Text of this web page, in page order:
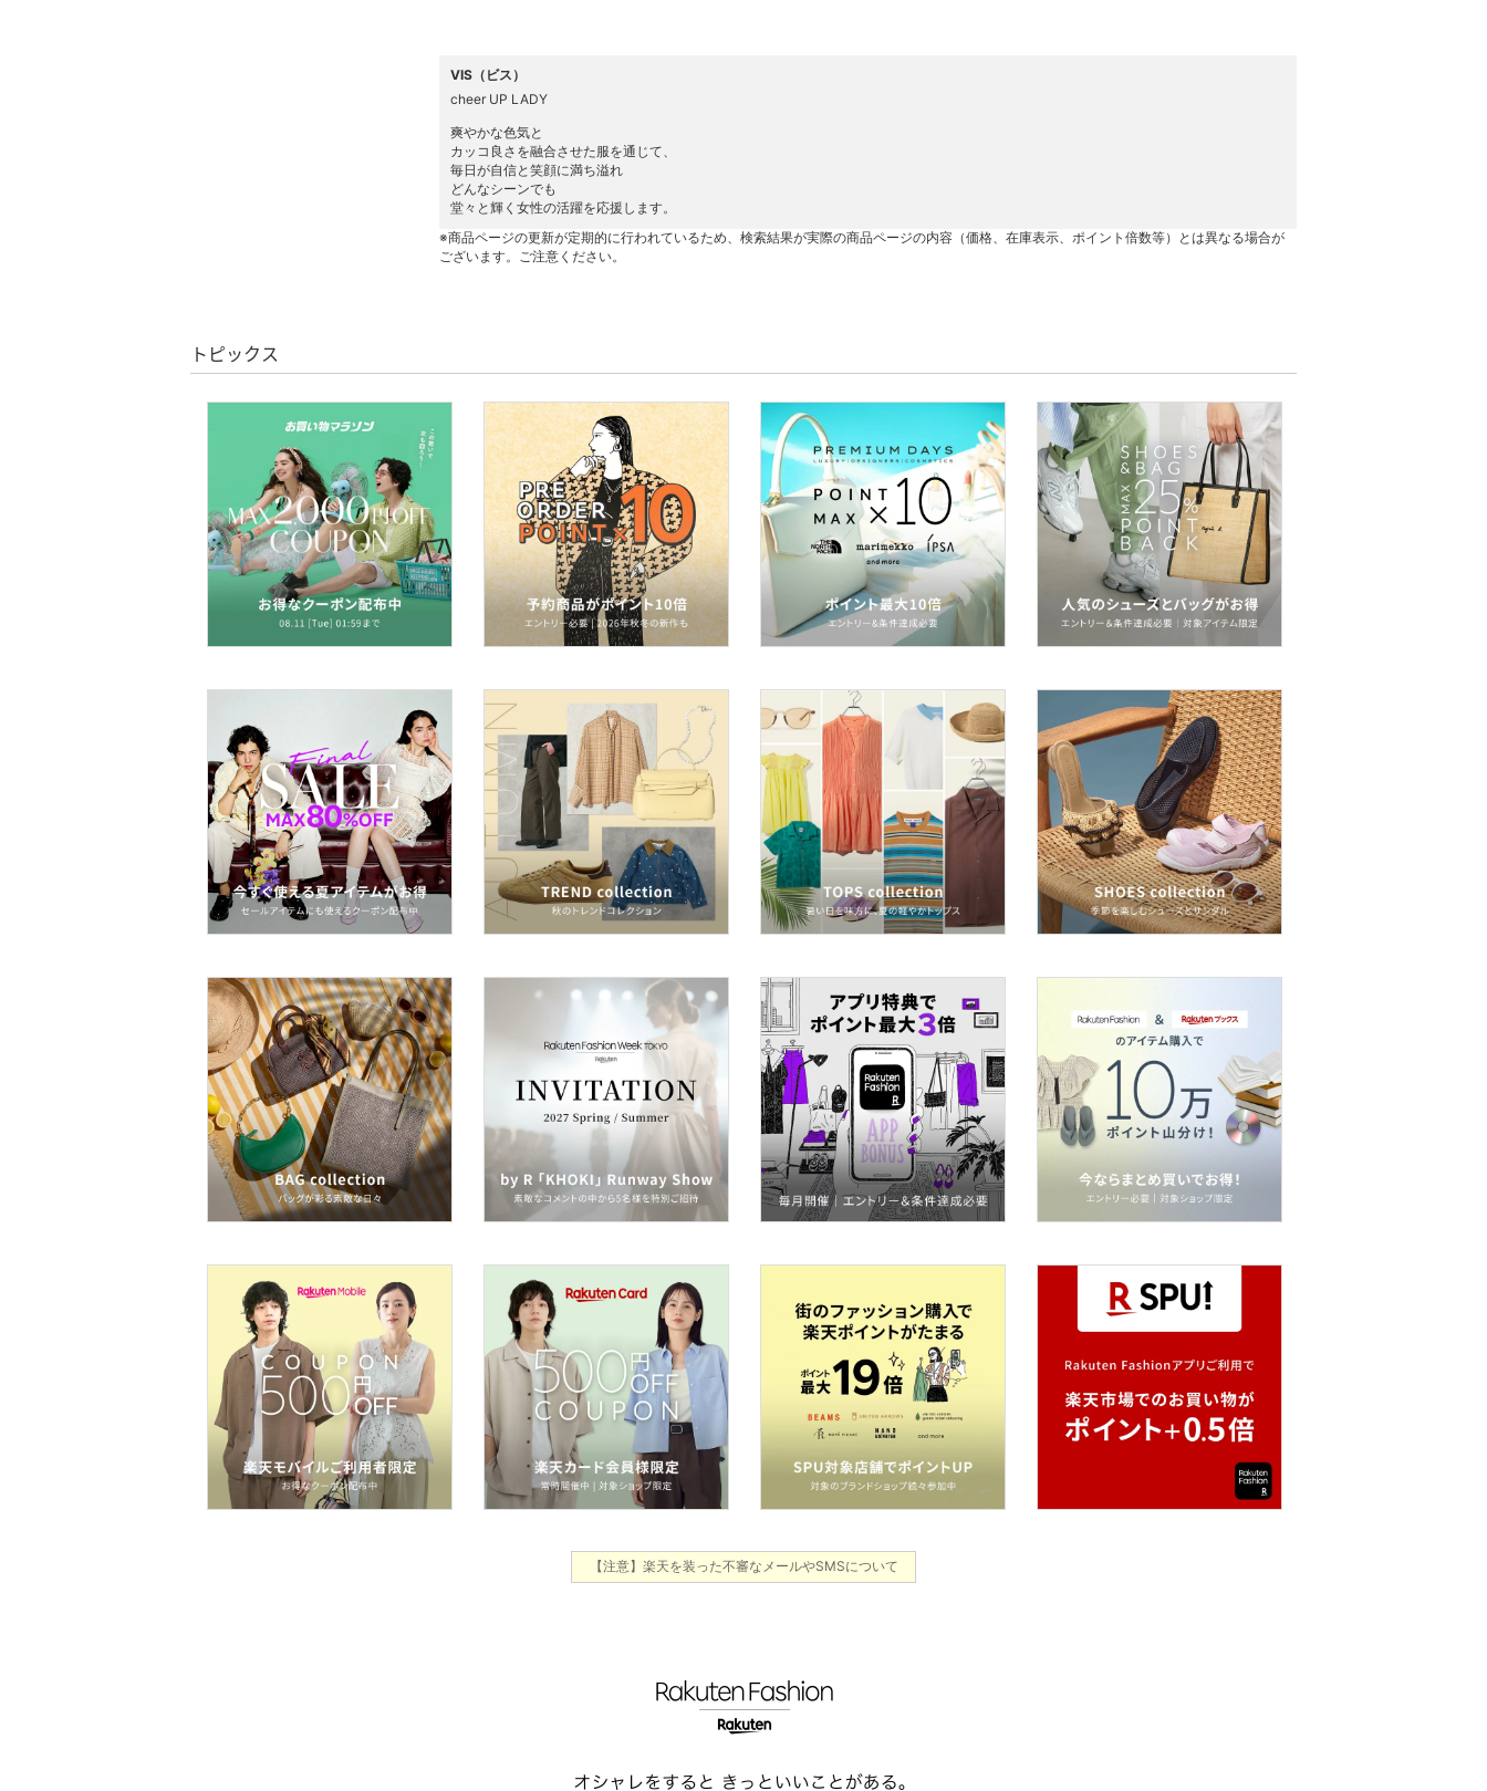
ペット用品
福袋・ギフト・その他
VIS（ビス）
cheer UP LADY
爽やかな色気と
カッコ良さを融合させた服を通じて、
毎日が自信と笑顔に満ち溢れ
どんなシーンでも
堂々と輝く女性の活躍を応援します。
※商品ページの更新が定期的に行われているため、検索結果が実際の商品ページの内容（価格、在庫表示、ポイント倍数等）とは異なる場合が
ございます。ご注意ください。
トピックス
【注意】楽天を装った不審なメールやSMSについて